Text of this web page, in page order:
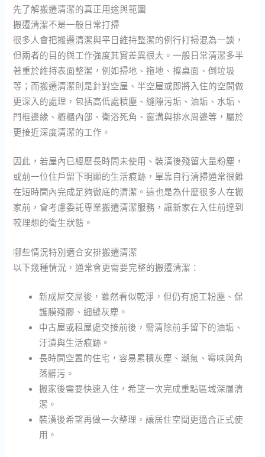
先了解搬遷清潔的真正用途與範圍
搬遷清潔不是一般日常打掃
很多人會把搬遷清潔與平日維持整潔的例行打掃混為一談，
但兩者的目的與工作強度其實差異很大。一般日常清潔多半
著重於維持表面整潔，例如掃地、拖地、擦桌面、倒垃圾
等；而搬遷清潔則是針對空屋、半空屋或即將入住的空間做
更深入的處理，包括高低處積塵、縫隙污垢、油垢、水垢、
門框邊緣、櫥櫃內部、衛浴死角、窗溝與排水周邊等，屬於
更接近深度清潔的工作。
因此，若屋內已經歷長時間未使用、裝潢後殘留大量粉塵，
或前一位住戶留下明顯的生活痕跡，單靠自行清掃通常很難
在短時間內完成足夠徹底的清潔。這也是為什麼很多人在搬
家前，會考慮委託專業搬遷清潔服務，讓新家在入住前達到
較理想的衛生狀態。
哪些情況特別適合安排搬遷清潔
以下幾種情況，通常會更需要完整的搬遷清潔：
新成屋交屋後，雖然看似乾淨，但仍有施工粉塵、保
護膜殘膠、細縫灰塵。
中古屋或租屋處交接前後，需清除前手留下的油垢、
汙漬與生活痕跡。
長時間空置的住宅，容易累積灰塵、潮氣、霉味與角
落髒污。
搬家後需要快速入住，希望一次完成重點區域深層清
潔。
裝潢後希望再做一次整理，讓居住空間更適合正式使
用。